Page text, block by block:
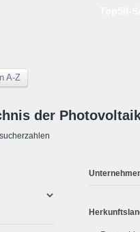
A-Z
der